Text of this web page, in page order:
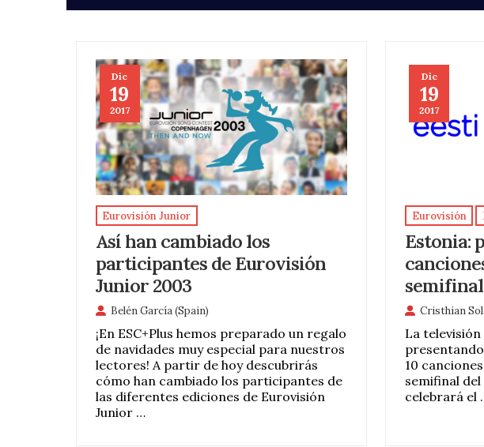
Dic
19
2017
Eurovisión Junior
Así han cambiado los
participantes de Eurovisión
Junior 2003
Belén García (Spain)
¡En ESC+Plus hemos preparado un regalo
de navidades muy especial para nuestros
lectores! A partir de hoy descubrirás
cómo han cambiado los participantes de
las diferentes ediciones de Eurovisión
Junior …
Dic
19
2017
Eurovisión
Estonia:
semifinal
Cristhian
La
10
semifinal del
celebrará el